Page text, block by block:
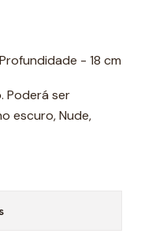
- 18 cm
. Poderá ser
escuro, Nude,